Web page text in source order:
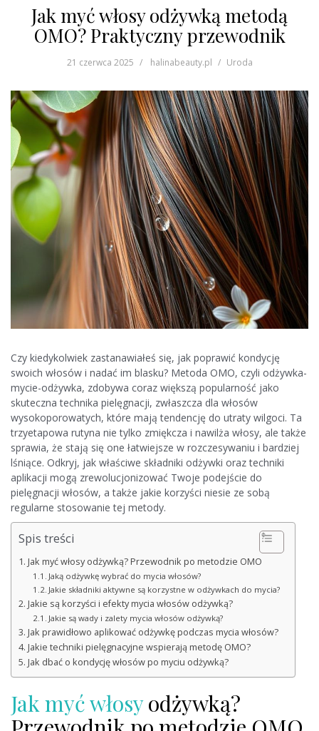
Jak myć włosy odżywką metodą
OMO? Praktyczny przewodnik
21 czerwca 2025 halinabeauty.pl Uroda
Czy kiedykolwiek zastanawiałeś się, jak poprawić kondycję
swoich włosów i nadać im blasku? Metoda OMO, czyli odżywka-
mycie-odżywka, zdobywa coraz większą popularność jako
skuteczna technika pielęgnacji, zwłaszcza dla włosów
wysokoporowatych, które mają tendencję do utraty wilgoci. Ta
trzyetapowa rutyna nie tylko zmiękcza i nawilża włosy, ale także
sprawia, że stają się one łatwiejsze w rozczesywaniu i bardziej
lśniące. Odkryj, jak właściwe składniki odżywki oraz techniki
aplikacji mogą zrewolucjonizować Twoje podejście do
pielęgnacji włosów, a także jakie korzyści niesie ze sobą
regularne stosowanie tej metody.
Spis treści
Jak myć włosy odżywką? Przewodnik po metodzie OMO
Jaką odżywkę wybrać do mycia włosów?
Jakie składniki aktywne są korzystne w odżywkach do mycia?
Jakie są korzyści i efekty mycia włosów odżywką?
Jakie są wady i zalety mycia włosów odżywką?
Jak prawidłowo aplikować odżywkę podczas mycia włosów?
Jakie techniki pielęgnacyjne wspierają metodę OMO?
Jak dbać o kondycję włosów po myciu odżywką?
Jak myć włosyodżywką?